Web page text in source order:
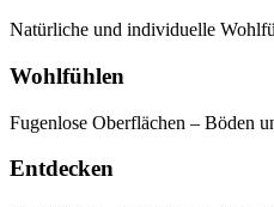
Natürliche und individuelle
Wohlfühlen
Fugenlose Oberflächen – Böden
Entdecken